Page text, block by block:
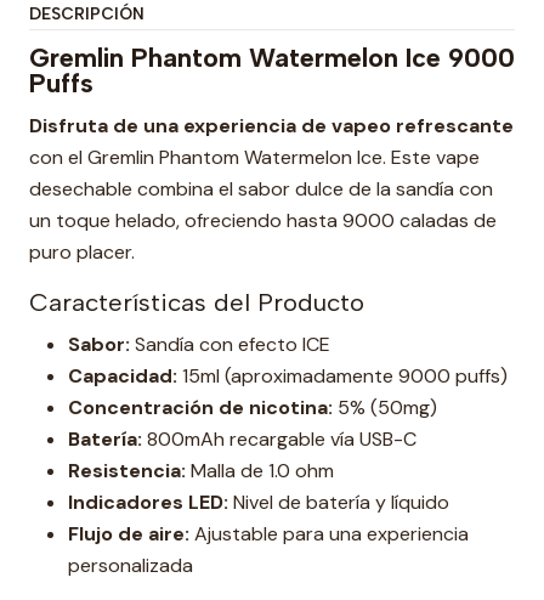
DESCRIPCIÓN
Gremlin Phantom Watermelon Ice 9000
Puffs
Disfruta de una experiencia de vapeo refrescante
con el Gremlin Phantom Watermelon Ice. Este vape
desechable combina el sabor dulce de la sandía con
un toque helado, ofreciendo hasta 9000 caladas de
puro placer.
Características del Producto
Sabor: Sandía con efecto ICE
Capacidad: 15ml (aproximadamente 9000 puffs)
Concentración de nicotina: 5% (50mg)
Batería: 800mAh recargable vía USB-C
Resistencia: Malla de 1.0 ohm
Indicadores LED: Nivel de batería y líquido
Flujo de aire: Ajustable para una experiencia
personalizada